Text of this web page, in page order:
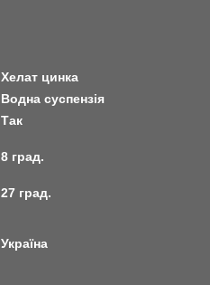
Хелат цинка
Водна суспензія
Так
8 град.
27 град.
Україна